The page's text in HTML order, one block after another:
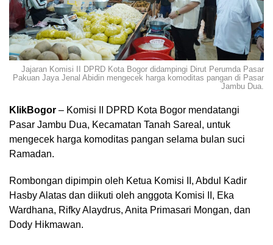
Jajaran Komisi II DPRD Kota Bogor didampingi Dirut Perumda Pasar
Pakuan Jaya Jenal Abidin mengecek harga komoditas pangan di Pasar
Jambu Dua.
KlikBogor – Komisi II DPRD Kota Bogor mendatangi
Pasar Jambu Dua, Kecamatan Tanah Sareal, untuk
mengecek harga komoditas pangan selama bulan suci
Ramadan.
Rombongan dipimpin oleh Ketua Komisi II, Abdul Kadir
Hasby Alatas dan diikuti oleh anggota Komisi II, Eka
Wardhana, Rifky Alaydrus, Anita Primasari Mongan, dan
Dody Hikmawan.